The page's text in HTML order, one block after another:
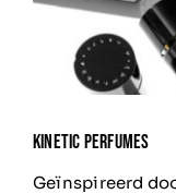
KINETIC PERFUMES
Geïnspireerd